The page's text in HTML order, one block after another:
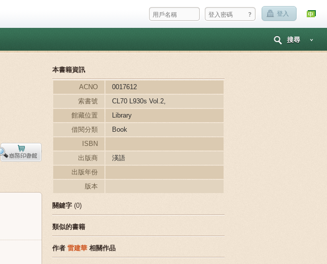
? 登入
搜尋
本書籍資訊
ACNO
0017612
索書號
CL70 L930s Vol.2,
館藏位置
Library
借閱分類
Book
ISBN
出版商
渶語
出版年份
版本
關鍵字 (0)
類似的書籍
作者 雷建華 相關作品